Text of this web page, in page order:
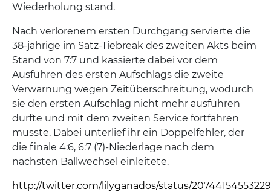
Wiederholung stand.
Nach verlorenem ersten Durchgang servierte die
38-jährige im Satz-Tiebreak des zweiten Akts beim
Stand von 7:7 und kassierte dabei vor dem
Ausführen des ersten Aufschlags die zweite
Verwarnung wegen Zeitüberschreitung, wodurch
sie den ersten Aufschlag nicht mehr ausführen
durfte und mit dem zweiten Service fortfahren
musste. Dabei unterlief ihr ein Doppelfehler, der
die finale 4:6, 6:7 (7)-Niederlage nach dem
nächsten Ballwechsel einleitete.
http://twitter.com/lilyganados/status/